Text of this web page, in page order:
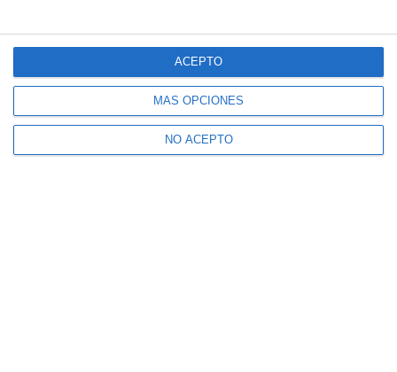
MÁS OPCIONES
NO ACEPTO
ACEPTO